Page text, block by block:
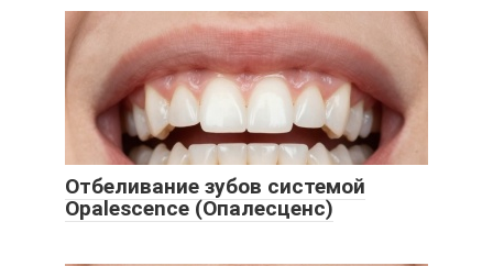
Отбеливание зубов системой
Opalescence (Опалесценс)